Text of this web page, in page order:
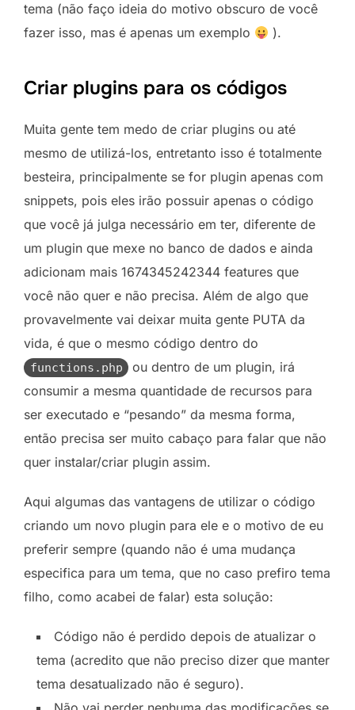
tema (não faço ideia do motivo obscuro de você
fazer isso, mas é apenas um exemplo
).
Criar plugins para os códigos
Muita gente tem medo de criar plugins ou até
mesmo de utilizá-los, entretanto isso é totalmente
besteira, principalmente se for plugin apenas com
snippets, pois eles irão possuir apenas o código
que você já julga necessário em ter, diferente de
um plugin que mexe no banco de dados e ainda
adicionam mais 1674345242344 features que
você não quer e não precisa. Além de algo que
provavelmente vai deixar muita gente PUTA da
vida, é que o mesmo código dentro do
functions.php
ou dentro de um plugin, irá
consumir a mesma quantidade de recursos para
ser executado e “pesando” da mesma forma,
então precisa ser muito cabaço para falar que não
quer instalar/criar plugin assim.
Aqui algumas das vantagens de utilizar o código
criando um novo plugin para ele e o motivo de eu
preferir sempre (quando não é uma mudança
especifica para um tema, que no caso prefiro tema
filho, como acabei de falar) esta solução:
Código não é perdido depois de atualizar o
tema (acredito que não preciso dizer que manter
tema desatualizado não é seguro).